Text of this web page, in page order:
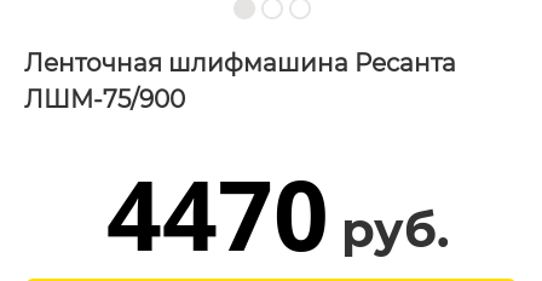
Ленточная шлифмашина Ресанта
ЛШМ-75/900
4470 руб.